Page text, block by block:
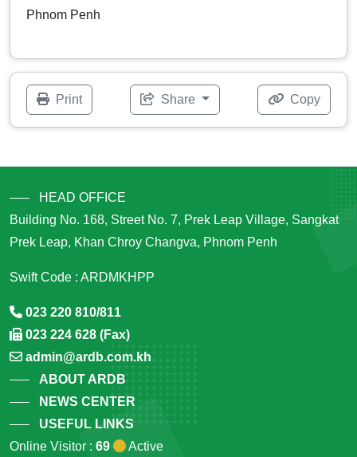
Phnom Penh
Print Share Copy
HEAD OFFICE
Building No. 168, Street No. 7, Prek Leap Village, Sangkat
Prek Leap, Khan Chroy Changva, Phnom Penh
Swift Code : ARDMKHPP
023 220 810/811
023 224 628 (Fax)
admin@ardb.com.kh
ABOUT ARDB
NEWS CENTER
USEFUL LINKS
Online Visitor : 69 Active